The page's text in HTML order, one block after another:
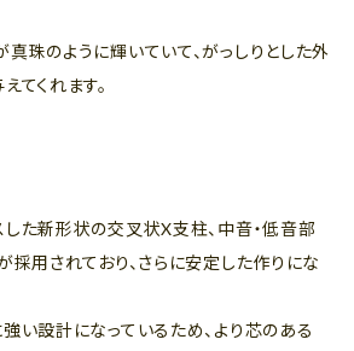
珠のように輝いていて、がっしりとした外
てくれます。
た新形状の交叉状X支柱、中音・低音部
採用されており、さらに安定した作りにな
い設計になっているため、より芯のある